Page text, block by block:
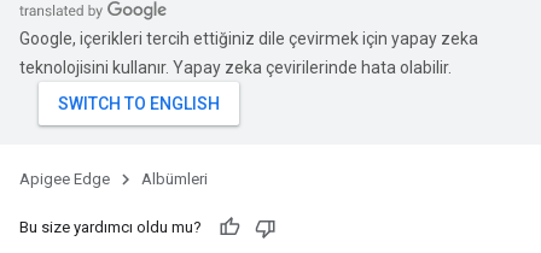
Google, içerikleri tercih ettiğiniz dile çevirmek için yapay zeka
teknolojisini kullanır. Yapay zeka çevirilerinde hata olabilir.
Apigee Edge Albümleri
Bu size yardımcı oldu mu?